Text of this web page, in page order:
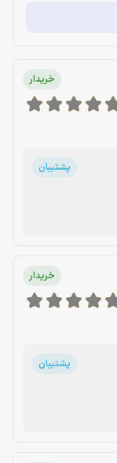
خریدار
پشتیبان
خریدار
پشتیبان